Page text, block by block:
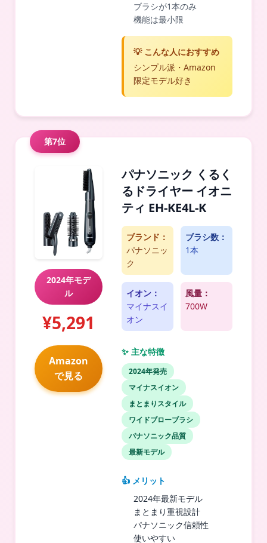
ブラシが1本のみ
機能は最小限
💡 こんな人におすすめ
シンプル派・Amazon
限定モデル好き
第7位
2024年モデ
ル
¥5,291
Amazon
で見る
パナソニック くるく
るドライヤー イオニ
ティ EH-KE4L-K
ブランド：
パナソニッ
ク
ブラシ数：
1本
イオン：
マイナスイ
オン
風量：
700W
✨ 主な特徴
2024年発売
マイナスイオン
まとまりスタイル
ワイドブローブラシ
パナソニック品質
最新モデル
👍 メリット
2024年最新モデル
まとまり重視設計
パナソニック信頼性
使いやすい